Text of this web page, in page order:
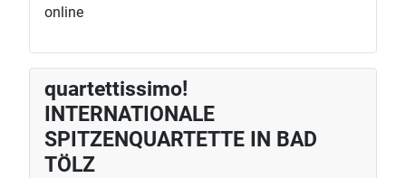
online
quartettissimo!
INTERNATIONALE
SPITZENQUARTETTE IN BAD
TÖLZ